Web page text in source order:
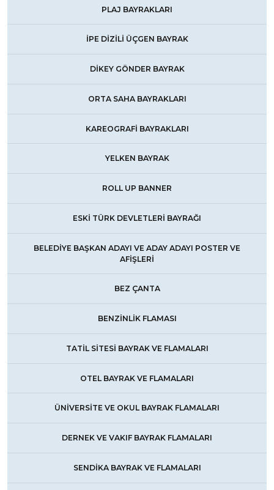
PLAJ BAYRAKLARI
İPE DİZİLİ ÜÇGEN BAYRAK
DİKEY GÖNDER BAYRAK
ORTA SAHA BAYRAKLARI
KAREOGRAFİ BAYRAKLARI
YELKEN BAYRAK
ROLL UP BANNER
ESKİ TÜRK DEVLETLERİ BAYRAĞI
BELEDİYE BAŞKAN ADAYI VE ADAY ADAYI POSTER VE
AFİŞLERİ
BEZ ÇANTA
BENZİNLİK FLAMASI
TATİL SİTESİ BAYRAK VE FLAMALARI
OTEL BAYRAK VE FLAMALARI
ÜNİVERSİTE VE OKUL BAYRAK FLAMALARI
DERNEK VE VAKIF BAYRAK FLAMALARI
SENDİKA BAYRAK VE FLAMALARI